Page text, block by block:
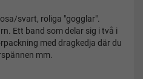
svart, roliga "gogglar".
Ett band som delar sig i två i
med dragkedja där du
mm.